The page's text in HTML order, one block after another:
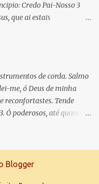
Credo Pai-Nosso 3
que ai estais
de Amor!
perdão e a Vossa
e graças se deem a
Sacramento.
de corda. Salmo
me, ó Deus de minha
reconfortastes. Tende
poderosos, até quando
Tremei, mas sem pecar;
em vossos leitos, e
Blogger